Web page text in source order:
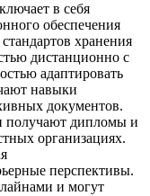
в себя
обеспечения
хранения
дистанционно с
адаптировать
навыки
документов.
получают дипломы и
организациях.
перспективы.
и могут